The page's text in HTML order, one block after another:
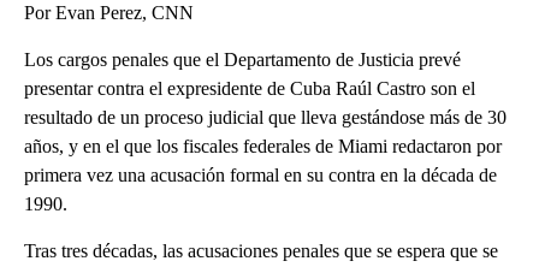
Por Evan Perez, CNN
Los cargos penales que el Departamento de Justicia prevé
presentar contra el expresidente de Cuba Raúl Castro son el
resultado de un proceso judicial que lleva gestándose más de 30
años, y en el que los fiscales federales de Miami redactaron por
primera vez una acusación formal en su contra en la década de
1990.
Tras tres décadas, las acusaciones penales que se espera que se